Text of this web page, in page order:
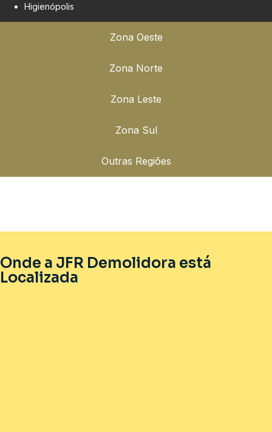
Zona Oeste
Zona Norte
Zona Leste
Zona Sul
Outras Regiões
Higienópolis
Onde a JFR Demolidora está
Localizada